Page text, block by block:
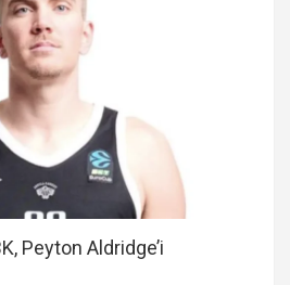
Peyton Aldridge’i